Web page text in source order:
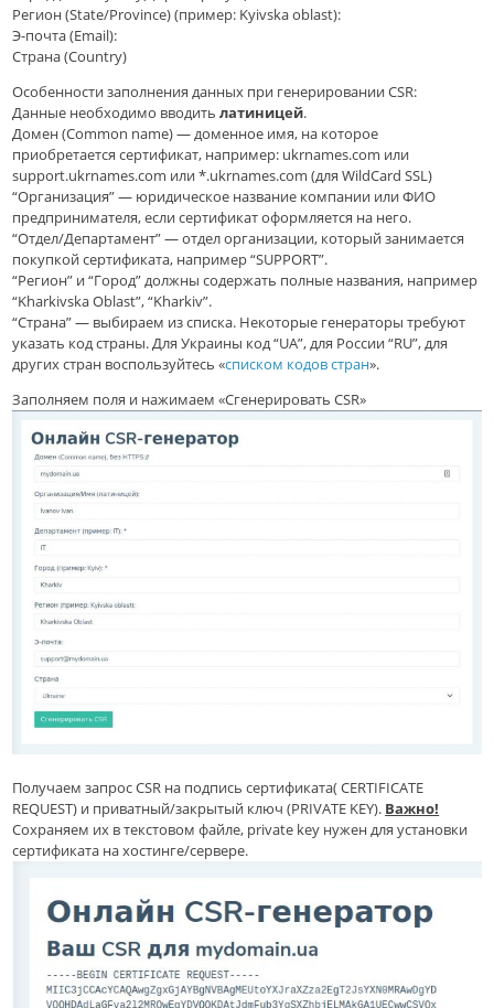
Регион (State/Province) (пример: Kyivska oblast):
Э-почта (Email):
Страна (Country)
Особенности заполнения данных при генерировании CSR:
Данные необходимо вводитьлатиницей.
Домен (Common name) — доменное имя, на которое
приобретается сертификат, например: ukrnames.com или
support.ukrnames.com или *.ukrnames.com (для WildCard SSL)
“Организация” — юридическое название компании или ФИО
предпринимателя, если сертификат оформляется на него.
“Отдел/Департамент” — отдел организации, который занимается
покупкой сертификата, например “SUPPORT”.
“Регион” и “Город” должны содержать полные названия, например
“Kharkivska Oblast”, “Kharkiv”.
“Страна” — выбираем из списка. Некоторые генераторы требуют
указать код страны. Для Украины код “UA”, для России “RU”, для
других стран воспользуйтесь «списком кодов стран».
Заполняем поля и нажимаем «Сгенерировать CSR»
Получаем запрос CSR на подпись сертификата( CERTIFICATE
REQUEST) и приватный/закрытый ключ (PRIVATE KEY). Важно!
Сохраняем их в текстовом файле, private key нужен для установки
сертификата на хостинге/сервере.